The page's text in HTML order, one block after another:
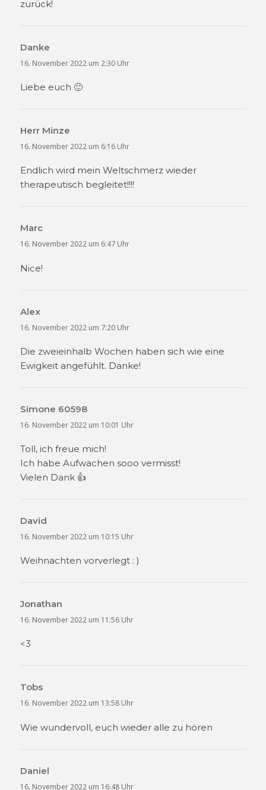
zurück!
Danke
16. November 2022 um 2:30 Uhr
Liebe euch 🙂
Herr Minze
16. November 2022 um 6:16 Uhr
Endlich wird mein Weltschmerz wieder
therapeutisch begleitet!!!!
Marc
16. November 2022 um 6:47 Uhr
Nice!
Alex
16. November 2022 um 7:20 Uhr
Die zweieinhalb Wochen haben sich wie eine
Ewigkeit angefühlt. Danke!
Simone 60598
16. November 2022 um 10:01 Uhr
Toll, ich freue mich!
Ich habe Aufwachen sooo vermisst!
Vielen Dank 👍
David
16. November 2022 um 10:15 Uhr
Weihnachten vorverlegt : )
Jonathan
16. November 2022 um 11:56 Uhr
<3
Tobs
16. November 2022 um 13:58 Uhr
Wie wundervoll, euch wieder alle zu hören
Daniel
16. November 2022 um 16:48 Uhr